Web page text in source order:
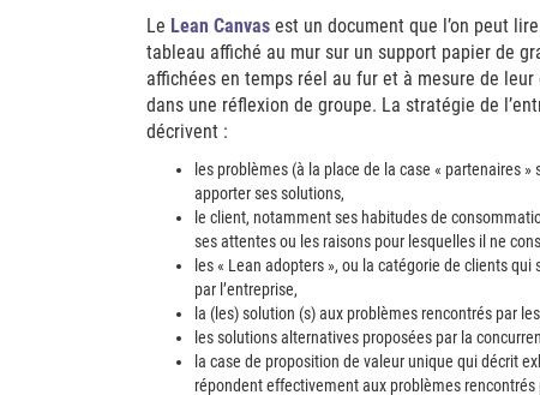
Le Lean Canvas est un document que l’on peut
tableau affiché au mur sur un support papier de
affichées en temps réel au fur et à mesure de
dans une réflexion de groupe. La stratégie de
décrivent :
les problèmes (à la place de la case « partenaires
apporter ses solutions,
le client, notamment ses habitudes de
ses attentes ou les raisons pour lesquelles il ne
les « Lean adopters », ou la catégorie de clients
par l’entreprise,
la (les) solution (s) aux problèmes rencontrés par
les solutions alternatives proposées par la
la case de proposition de valeur unique qui décrit
répondent effectivement aux problèmes rencontrés